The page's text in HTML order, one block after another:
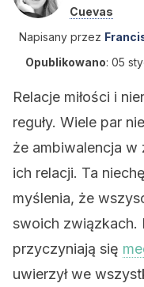
Cuevas
Napisany przez
Opublikowano: 05
Relacje miłości i
reguły. Wiele par
że ambiwalencja w
ich relacji. Ta
myślenia, że
swoich związkach.
przyczyniają się
uwierzył we